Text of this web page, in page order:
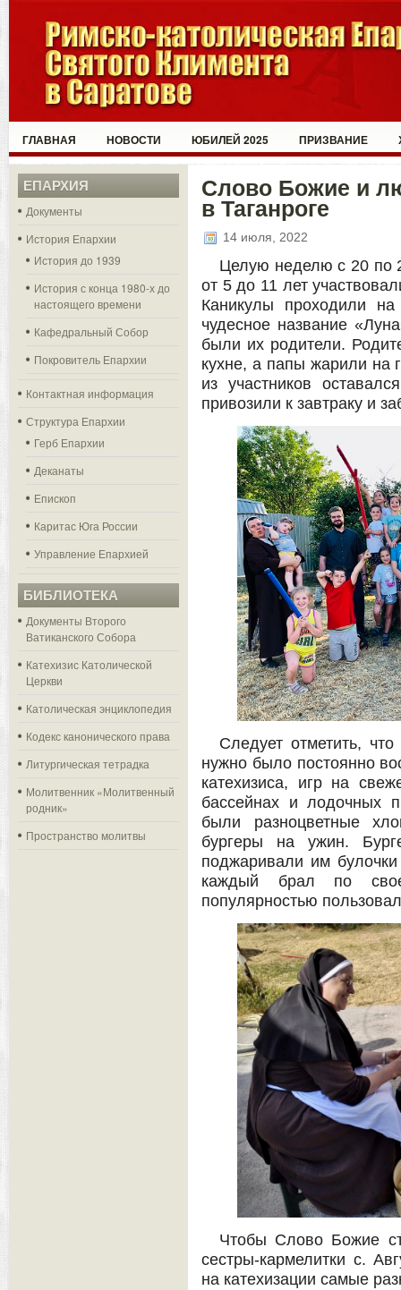
ГЛАВНАЯ НОВОСТИ ЮБИЛЕЙ 2025 ПРИЗВАНИЕ
ЕПАРХИЯ
Документы
История Епархии
История до 1939
История с конца 1980-х до
настоящего времени
Кафедральный Собор
Покровитель Епархии
Контактная информация
Структура Епархии
Герб Епархии
Деканаты
Епископ
Каритас Юга России
Управление Епархией
БИБЛИОТЕКА
Документы Второго
Ватиканского Собора
Катехизис Католической
Церкви
Католическая энциклопедия
Кодекс канонического права
Литургическая тетрадка
Молитвенник «Молитвенный
родник»
Пространство молитвы
Слово Божие и
в Таганроге
14 июля, 2022
Целую неделю с 20 по
от 5 до 11 лет
Каникулы проходили
чудесное название
были их родители.
кухне, а папы жарили на
из участников
привозили к завтраку и
Следует отметить,
нужно было постоянно
катехизиса, игр на
бассейнах и лодочных
были разноцветные
бургеры на ужин.
поджаривали им
каждый брал по
популярностью
Чтобы Слово Божие
сестры-кармелитки с.
на катехизации самые